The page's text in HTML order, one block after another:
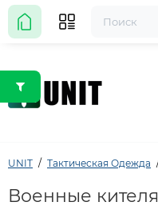
UNIT Тактическая Одежда
Военные кителя